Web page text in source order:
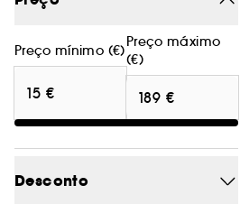
Preço mínimo (€)
Preço máximo
(€)
Desconto